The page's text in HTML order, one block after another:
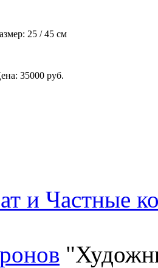
25 / 45 см
35000 руб.
и Частные